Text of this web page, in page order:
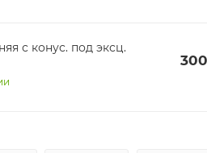
с конус. под эксц.
300